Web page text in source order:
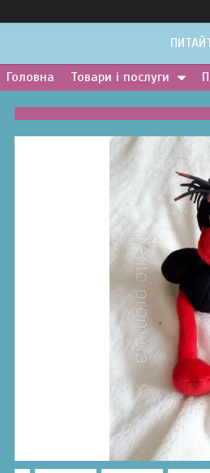
Головна Товари і послуги